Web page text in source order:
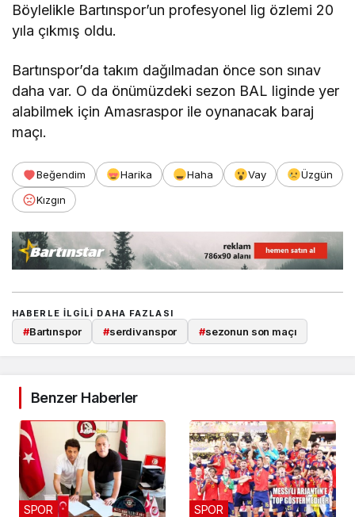
Böylelikle Bartınspor’un profesyonel lig özlemi 20
yıla çıkmış oldu.
Bartınspor’da takım dağılmadan önce son sınav
daha var. O da önümüzdeki sezon BAL liginde yer
alabilmek için Amasraspor ile oynanacak baraj
maçı.
Beğendim Harika Haha Vay
Üzgün
Kızgın
HABERLE ILGILI DAHA FAZLASI
#Bartınspor #serdivanspor #sezonun son maçı
Benzer Haberler
SPOR SPOR